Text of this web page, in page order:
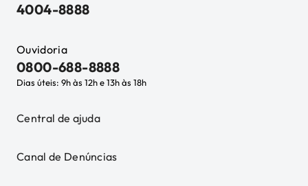
4004-8888
Ouvidoria
0800-688-8888
Dias úteis: 9h às 12h e 13h às 18h
Central de ajuda
Canal de Denúncias